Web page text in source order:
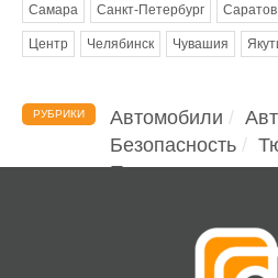
Самара Санкт-Петербург Саратов
Центр Челябинск Чувашия
РУБРИКИ Автомобили
Безопасность
Помощь